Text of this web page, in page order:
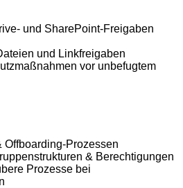
und SharePoint-Freigaben
und Linkfreigaben
vor unbefugtem
Offboarding-Prozessen
& Berechtigungen
Prozesse bei